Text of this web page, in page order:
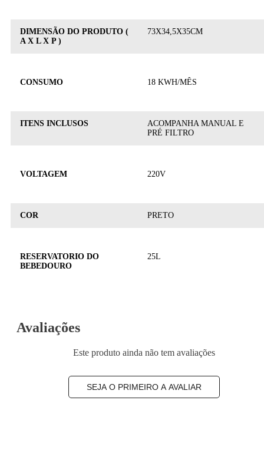
DIMENSÃO DO PRODUTO (
A X L X P )
73X34,5X35CM
CONSUMO 18 KWH/MÊS
ITENS INCLUSOS
ACOMPANHA MANUAL E
PRÉ FILTRO
VOLTAGEM 220V
COR PRETO
RESERVATORIO DO
BEBEDOURO
25L
Avaliações
Este produto ainda não tem avaliações
SEJA O PRIMEIRO A AVALIAR